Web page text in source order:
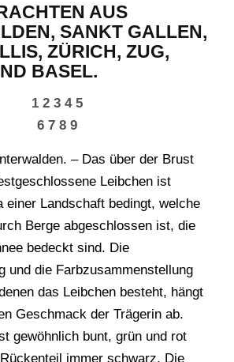
AUS
SANKT GALLEN,
ZÜRICH, ZUG,
BASEL.
1 2 3 4 5
6 7 8 9
– Das über der Brust
Leibchen ist
einer Landschaft bedingt, welche
Berge abgeschlossen ist, die
bedeckt sind. Die
und die Farbzusammenstellung
das Leibchen besteht, hängt
Geschmack der Trägerin ab.
gewöhnlich bunt, grün und rot
immer schwarz. Die